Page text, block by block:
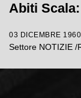
Abiti
03 DICEMBRE 1960
Settore NOTIZIE /